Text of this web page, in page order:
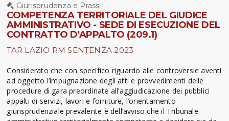
Giurisprudenza e Prassi
COMPETENZA TERRITORIALE DEL GIUDICE
AMMINISTRATIVO - SEDE DI ESECUZIONE DEL
CONTRATTO D'APPALTO (209.1)
TAR LAZIO RM SENTENZA 2023
Considerato che con specifico riguardo alle controversie aventi
ad oggetto l’impugnazione degli atti e provvedimenti delle
procedure di gara preordinate all’aggiudicazione dei pubblici
appalti di servizi, lavori e forniture, l’orientamento
giurisprudenziale prevalente è dell’avviso che il Tribunale